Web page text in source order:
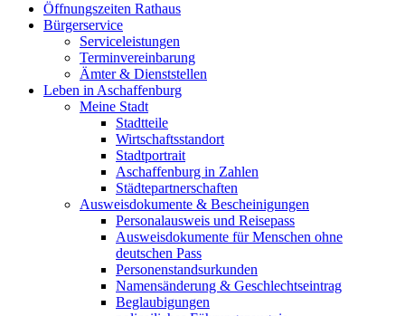
Öffnungszeiten Rathaus
Bürgerservice
Serviceleistungen
Terminvereinbarung
Ämter & Dienststellen
Leben in Aschaffenburg
Meine Stadt
Stadtteile
Wirtschaftsstandort
Stadtportrait
Aschaffenburg in Zahlen
Städtepartnerschaften
Ausweisdokumente & Bescheinigungen
Personalausweis und Reisepass
Ausweisdokumente für Menschen ohne
deutschen Pass
Personenstandsurkunden
Namensänderung & Geschlechtseintrag
Beglaubigungen